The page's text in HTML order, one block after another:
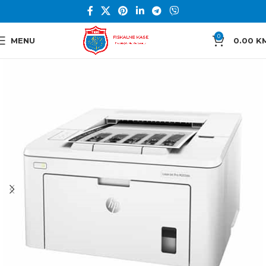
MENU 0 0.00